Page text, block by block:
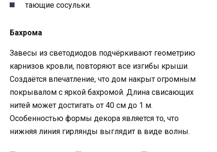
тающие сосульки.
Бахрома
Завесы из светодиодов подчёркивают геометрию
карнизов кровли, повторяют все изгибы крыши.
Создаётся впечатление, что дом накрыт огромным
покрывалом с яркой бахромой. Длина свисающих
нитей может достигать от 40 см до 1 м.
Особенностью формы декора является то, что
нижняя линия гирлянды выглядит в виде волны.